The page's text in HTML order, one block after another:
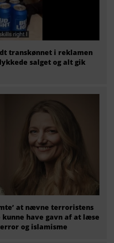
transkønnet i reklamen
salget og alt gik
at nævne terroristens
kunne have gavn af at læse
og islamisme